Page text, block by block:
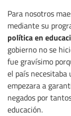
Para nosotros
mediante su
política en
gobierno no se
fue gravísimo
el país necesitaba
empezara a
negados por
educación.